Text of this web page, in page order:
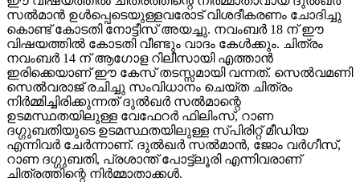
സല്‍മാന്‍ ഉള്‍പ്പെടെയുള്ളവരോട് വിശദീകരണം ചോദിച്ചു
കൊണ്ട് കോടതി നോട്ടീസ് അയച്ചു. നവംബര്‍ 18 ന് ഈ
വിഷയത്തില്‍ കോടതി വീണ്ടും വാദം കേള്‍ക്കും. ചിത്രം
നവംബര്‍ 14 ന് ആഗോള റിലീസായി എത്താന്‍
ഇരിക്കെയാണ് ഈ കേസ് തടസ്സമായി വന്നത്. സെല്‍വമണി
സെല്‍വരാജ് രചിച്ചു സംവിധാനം ചെയ്ത ചിത്രം
നിര്‍മ്മിച്ചിരിക്കുന്നത് ദുല്‍ഖര്‍ സല്‍മാന്റെ
ഉടമസ്ഥതയിലുള്ള വേഫേറര്‍ ഫിലിംസ്, റാണ
ദഗ്ഗുബതിയുടെ ഉടമസ്ഥതയിലുള്ള സ്പിരിറ്റ് മീഡിയ
എന്നിവര്‍ ചേര്‍ന്നാണ്. ദുല്‍ഖര്‍ സല്‍മാന്‍, ജോം വര്‍ഗീസ്,
റാണ ദഗ്ഗുബതി, പ്രശാന്ത് പോട്ട്‌ലൂരി എന്നിവരാണ്
ചിത്രത്തിന്റെ നിര്‍മ്മാതാക്കള്‍.